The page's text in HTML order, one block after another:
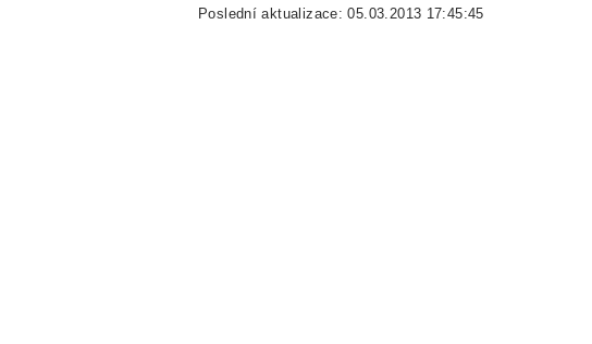
Poslední aktualizace: 05.03.2013 17:45:45